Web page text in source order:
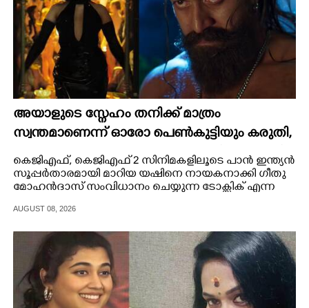
അയാളുടെ സ്നേഹം തനിക്ക് മാത്രം
സ്വന്തമാണെന്ന് ഓരോ പെൺകുട്ടിയും കരുതി,​
പക്ഷേ ; ആക്ഷനും വയലൻസും നിറച്ച് ടോക്സിക്
ട്രെയിലർ
കെജിഎഫ്,​ കെജിഎഫ് 2 സിനിമകളിലൂടെ പാൻ ഇന്ത്യൻ
സൂപ്പർതാരമായി മാറിയ യഷിനെ നായകനാക്കി ഗീതു
മോഹൻദാസ് സംവിധാനം ചെയ്യുന്ന ടോക്സിക് എന്ന
AUGUST 08, 2026